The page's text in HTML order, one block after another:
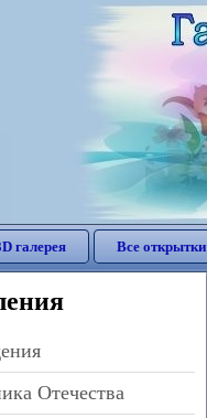
галерея Все открытки
Отечества